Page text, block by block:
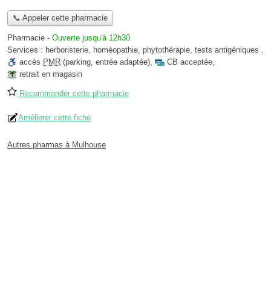
📞 Appeler cette pharmacie
Pharmacie - Ouverte jusqu'à 12h30
Services : herboristerie, homéopathie, phytothérapie, tests antigéniques ,
accès PMR (parking, entrée adaptée), CB acceptée,
retrait en magasin
Recommander cette pharmacie
Améliorer cette fiche
Autres pharmas à Mulhouse